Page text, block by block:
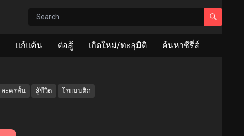
แก้แค้น ต่อสู้ เกิดใหม่/ทะลุมิติ ค้นหาซีรี่ส์
ละครสั้น สู้ชีวิต โรแมนติก